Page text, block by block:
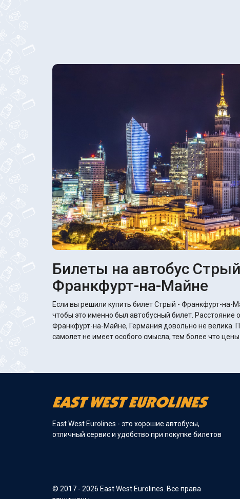
Билеты на автобус
Франкфурт-на-Майне
Если вы решили купить билет Стрый - Франкфурт-на-
чтобы это именно был автобусный билет. Расстояние
Франкфурт-на-Майне, Германия довольно не велика.
самолет не имеет особого смысла, тем более что
East West Eurolines - это хорошие автобусы,
отличный сервис и удобство при покупке билетов
© 2017 - 2026 East West Eurolines. Все права